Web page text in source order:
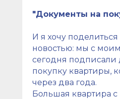
"Документы на
И я хочу
новостью: мы с
сегодня подписали
покупку квартиры,
через два года.
Большая квартира